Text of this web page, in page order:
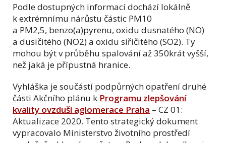
Podle dostupných informací dochází lokálně
k extrémnímu nárůstu částic PM10
a PM2,5, benzo(a)pyrenu, oxidu dusnatého (NO)
a dusičitého (NO2) a oxidu siřičitého (SO2). Ty
mohou být v průběhu spalování až 350krát vyšší,
než jaká je přípustná hranice.
Vyhláška je součástí podpůrných opatření druhé
části Akčního plánu k Programu zlepšování
kvality ovzduší aglomerace Praha – CZ 01:
Aktualizace 2020. Tento strategický dokument
vypracovalo Ministerstvo životního prostředí